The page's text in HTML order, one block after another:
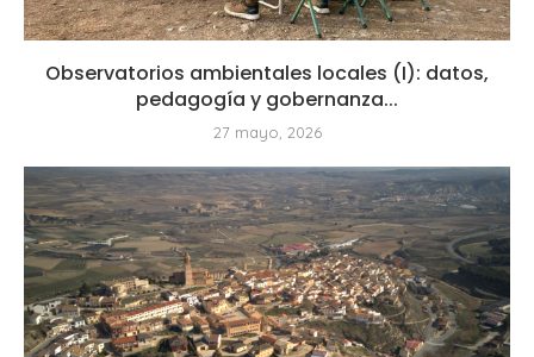
Observatorios ambientales locales (I): datos,
pedagogía y gobernanza...
27 mayo, 2026